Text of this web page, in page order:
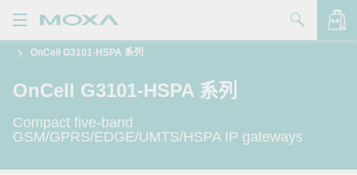
品
決方案
援
買
OnCell G3101-HSPA 系列
OnCell G3101-HSPA 系列
Compact five-band
GSM/GPRS/EDGE/UMTS/HSPA IP gateways
查看詢價明細